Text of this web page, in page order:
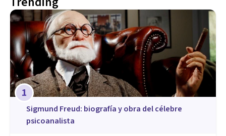
1
Sigmund Freud: biografía y obra del célebre
psicoanalista